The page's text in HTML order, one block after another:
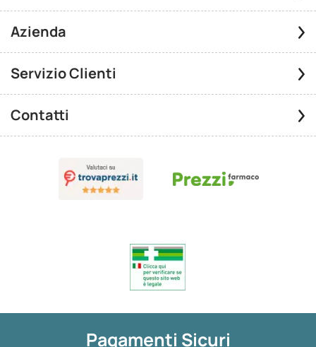
Azienda
Servizio Clienti
Contatti
Pagamenti Sicuri